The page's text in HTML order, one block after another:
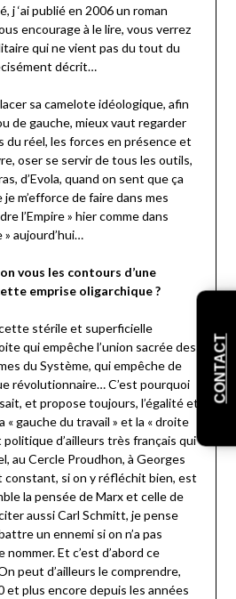
j ‘ai publié en 2006 un roman
encourage à le lire, vous verrez
qui ne vient pas du tout du
décrit…
sa camelote idéologique, afin
de gauche, mieux vaut regarder
du réel, les forces en présence et
oser se servir de tous les outils,
d’Evola, quand on sent que ça
m’efforce de faire dans mes
l’Empire » hier comme dans
» aujourd’hui…
vous les contours d’une
emprise oligarchique ?
stérile et superficielle
qui empêche l’union sacrée des
du Système, qui empêche de
révolutionnaire… C’est pourquoi
et propose toujours, l’égalité et
gauche du travail » et la « droite
politique d’ailleurs très français qui
au Cercle Proudhon, à Georges
constant, si on y réfléchit bien, est
la pensée de Marx et celle de
aussi Carl Schmitt, je pense
un ennemi si on n’a pas
nommer. Et c’est d’abord ce
peut d’ailleurs le comprendre,
et plus encore depuis les années
CONTACT